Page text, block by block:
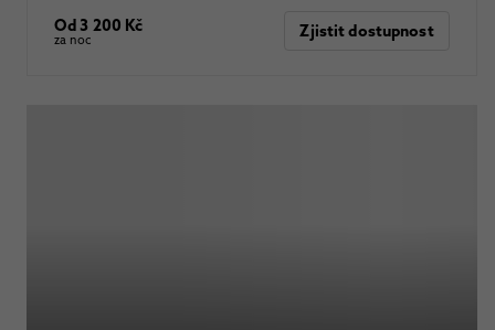
Od 3 200 Kč
za noc Zjistit dostupnost